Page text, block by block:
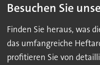
Besuchen Sie
Finden Sie heraus, was
das umfangreiche
profitieren Sie von